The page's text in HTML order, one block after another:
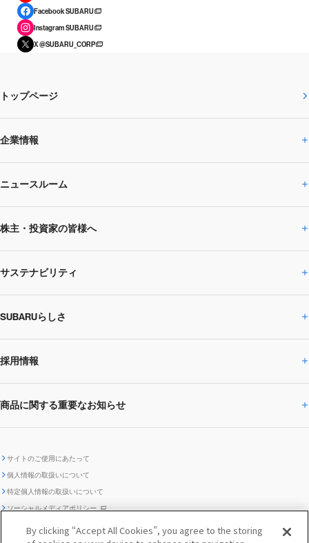
Facebook SUBARU
Instagram SUBARU
X @SUBARU_CORP
トップページ
企業情報
企業情報トップ
SUBARUのありたい姿
SUBARU 2025方針
事業所・関係会社
ニュースルーム
ニュースルームトップ
ニュースリリース
閉じる
株主・投資家の皆様へ
株主・投資家の皆様へトップ
企業・経営
IRライブラリー
株主・投資家サポート
IRカレンダー
ディスクロージャー
ポリシー
サステナビリティ
サステナビリティトップ
CEOサステナビリティ
環境
ガバナンス
SUBARUらしさ
SUBARUらしさトップ
SUBARUびと
SUBARUデザイン
「SUBARUらしさ」を
採用情報
採用情報トップ
SUBARU Lab採用（中途）
商品に関する重要なお知らせ
SUBARU ハイブリッド車 レスキュ
ー時の取扱い
サイトのご使用にあたって
個人情報の取扱いについて
特定個人情報の取扱いについて
ソーシャルメディアポリシー
お問い合わせ ／ よくあるご質問
By clicking “Accept All Cookies”, you agree to the storing